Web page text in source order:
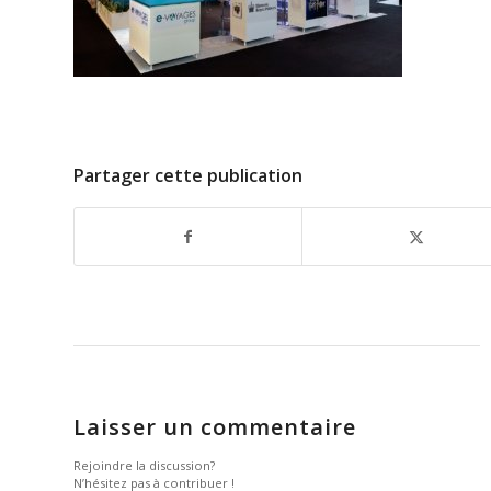
Partager cette publication
Laisser un commentaire
Rejoindre la discussion?
N’hésitez pas à contribuer !